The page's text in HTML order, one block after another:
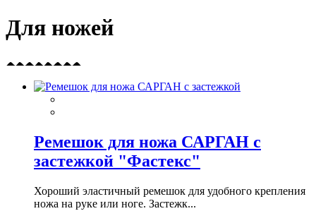
Для ножей
Ремешок для ножа САРГАН с
застежкой "Фастекс"
Хороший эластичный ремешок для удобного крепления
ножа на руке или ноге. Застежк...